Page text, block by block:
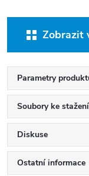
Zobrazit
Parametry
Soubory ke stažení
Diskuse
Ostatní informace